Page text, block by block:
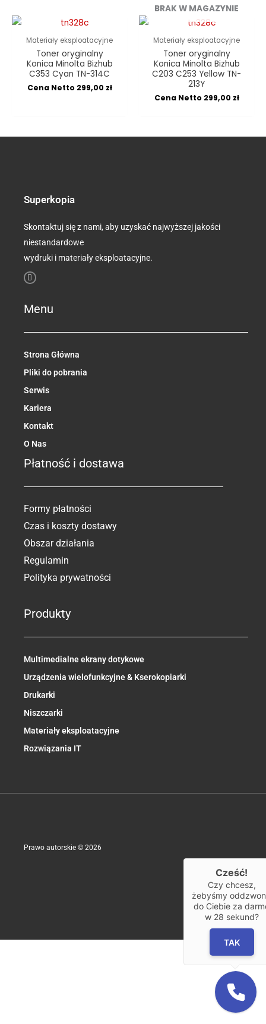
Materiały eksploatacyjne
Toner oryginalny
Konica Minolta Bizhub
C353 Cyan TN-314C
Cena Netto 299,00 zł
BRAK W MAGAZYNIE
Materiały eksploatacyjne
Toner oryginalny
Konica Minolta Bizhub
C203 C253 Yellow TN-
213Y
Cena Netto 299,00 zł
Superkopia
Skontaktuj się z nami, aby uzyskać najwyższej jakości
niestandardowe
wydruki i materiały eksploatacyjne.
F
a
b
o
-
Menu
Strona Główna
Pliki do pobrania
Serwis
Kariera
Kontakt
O Nas
Płatność i dostawa
Formy płatności
Czas i koszty dostawy
Obszar działania
Regulamin
Polityka prywatności
Produkty
Multimedialne ekrany dotykowe
Urządzenia wielofunkcyjne & Kserokopiarki​
Drukarki
Niszczarki
Materiały eksploatacyjne
Rozwiązania IT
Prawo autorskie © 2026
SUPER KOPIA
Cześć!
Czy chcesz,
żebyśmy
do Ciebie za
w 28 sekund?
TAK